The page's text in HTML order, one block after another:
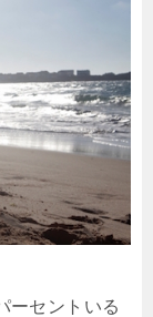
ーセントいる